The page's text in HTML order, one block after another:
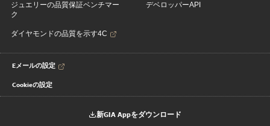
ジュエリーの品質保証ベンチマー
ク
ダイヤモンドの品質を示す4C
デベロッパーAPI
Eメールの設定
Cookieの設定
新GIA Appをダウンロード